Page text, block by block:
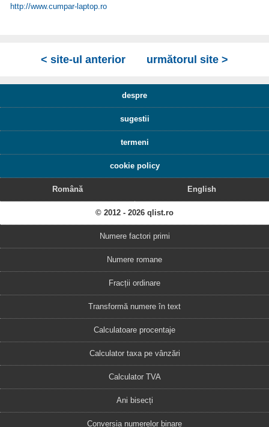
http://www.cumpar-laptop.ro
< site-ul anterior următorul site >
despre
sugestii
termeni
cookie policy
Română English
© 2012 - 2026 qlist.ro
Numere factori primi
Numere romane
Fracții ordinare
Transformă numere în text
Calculatoare procentaje
Calculator taxa pe vânzări
Calculator TVA
Ani bisecți
Conversia numerelor binare